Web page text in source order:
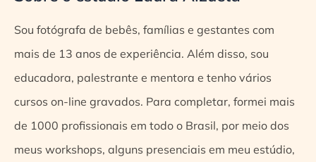
Sou fotógrafa de bebês, famílias e gestantes com
mais de 13 anos de experiência. Além disso, sou
educadora, palestrante e mentora e tenho vários
cursos on-line gravados. Para completar, formei mais
de 1000 profissionais em todo o Brasil, por meio dos
meus workshops, alguns presenciais em meu estúdio,